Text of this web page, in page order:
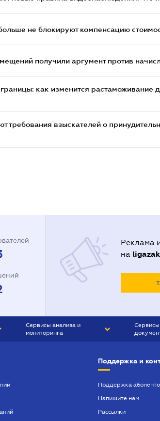
не блокируют компенсацию
получили аргумент против
как изменится растаможивание
требования взыскателей о
Реклама
на
Сервисы анализа и
мониторинга
Сервисы
Поддержка и
Поддержка
Напишите нам
Рассылки